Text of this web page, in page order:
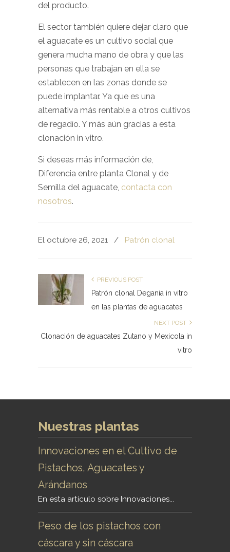
del producto.
El sector también quiere dejar claro que
el aguacate es un cultivo social que
genera mucha mano de obra y que las
personas que trabajan en ella se
establecen en las zonas donde se
puede implantar. Ya que es una
alternativa más rentable a otros cultivos
de regadío. Y más aún gracias a esta
clonación in vitro.
Si deseas más información de,
Diferencia entre planta Clonal y de
Semilla del aguacate, contacta con
nosotros.
El octubre 26, 2021 / Patrón clonal
PREVIOUS POST
Patrón clonal Degania in vitro
en las plantas de aguacates
NEXT POST
Clonación de aguacates Zutano y Mexicola in
vitro
Nuestras plantas
Innovaciones en el Cultivo de
Pistachos, Aguacates y
Arándanos
En esta artículo sobre Innovaciones...
Peso de los pistachos con
cáscara y sin cáscara